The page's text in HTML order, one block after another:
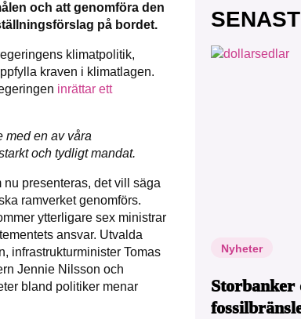
och att genomföra den
på bordet.
klimatpolitik,
kraven i klimatlagen.
inrättar ett
med en av våra
och tydligt mandat.
nu presenteras, det vill säga
ramverket genomförs.
ytterligare sex ministrar
ansvar. Utvalda
infrastrukturminister Tomas
Jennie Nilsson och
bland politiker menar
Nyheter
Storbanker